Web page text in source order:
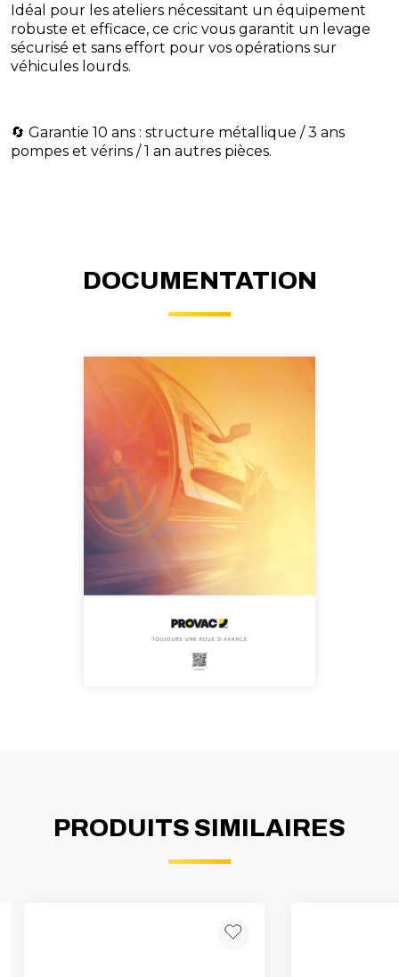
Idéal pour les ateliers nécessitant un équipement
robuste et efficace, ce cric vous garantit un levage
sécurisé et sans effort pour vos opérations sur
véhicules lourds.
🔄 Garantie 10 ans : structure métallique / 3 ans
pompes et vérins / 1 an autres pièces.
DOCUMENTATION
PRODUITS SIMILAIRES